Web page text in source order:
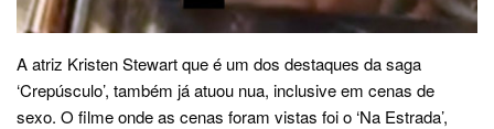
A atriz Kristen Stewart que é um dos destaques da saga
‘Crepúsculo’, também já atuou nua, inclusive em cenas de
sexo. O filme onde as cenas foram vistas foi o ‘Na Estrada’,